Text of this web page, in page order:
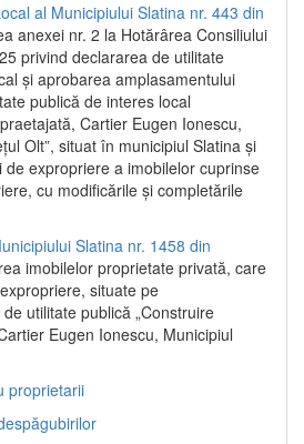
al Municipiului Slatina nr. 443 din
anexei nr. 2 la Hotărârea Consiliului
privind declararea de utilitate
şi aprobarea amplasamentului
publică de interes local
Cartier Eugen Ionescu,
Olt”, situat în municipiul Slatina şi
expropriere a imobilelor cuprinse
cu modificările şi completările
Slatina nr. 1458 din
imobilelor proprietate privată, care
situate pe
utilitate publică „Construire
Eugen Ionescu, Municipiul
proprietarii